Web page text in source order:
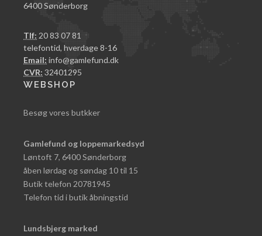
6400 Sønderborg
Tlf: 20 83 07 81
telefontid, hverdage 8-16
Email: info@gamlefund.dk
CVR: 32401295
WEBSHOP
Besøg vores butkker
Gamlefund og loppemarkedsyd
Løntoft 7, 6400 Sønderborg
åben lørdag og søndag 10 til 15
Butik telefon 20781945
Telefon tid i butik åbningstid
Lundsbjerg marked